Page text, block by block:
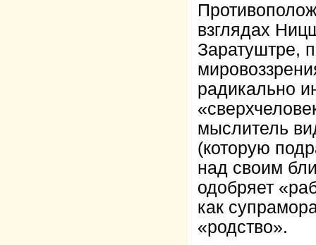
взглядах
Заратуштре,
радикально
мыслитель
(которую
над своим
одобряет
как
«родство».